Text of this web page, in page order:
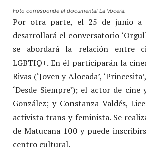
Foto corresponde al documental La Vocera.
Por otra parte, el 25 de junio a
desarrollará el conversatorio
se abordará la relación entre
LGBTIQ+. En él participarán la
Rivas (‘Joven y Alocada’,
‘Desde Siempre’); el actor de cine
González; y Constanza Valdés,
activista trans y feminista. Se
de Matucana 100 y puede
centro cultural.